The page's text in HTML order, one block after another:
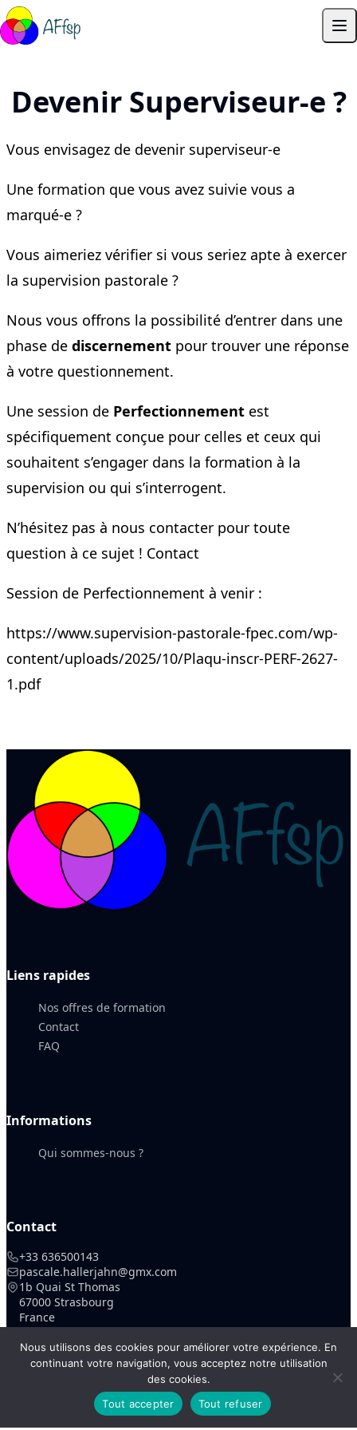
Skip to content
Devenir Superviseur-e ?
Vous envisagez de devenir superviseur-e
Une formation que vous avez suivie vous a
marqué-e ?
Vous aimeriez vérifier si vous seriez apte à exercer
la supervision pastorale ?
Nous vous offrons la possibilité d’entrer dans une
phase de discernement pour trouver une réponse
à votre questionnement.
Une session de Perfectionnement est
spécifiquement conçue pour celles et ceux qui
souhaitent s’engager dans la formation à la
supervision ou qui s’interrogent.
N’hésitez pas à nous contacter pour toute
question à ce sujet ! Contact
Session de Perfectionnement à venir :
https://www.supervision-pastorale-fpec.com/wp-
content/uploads/2025/10/Plaqu-inscr-PERF-2627-
1.pdf
Liens rapides
Nos offres de formation
Contact
FAQ
Informations
Qui sommes-nous ?
Contact
+33 636500143
pascale.hallerjahn@gmx.com
1b Quai St Thomas
67000 Strasbourg
France
© 2026 supervision pastorale fpec. Tous droits réservés.
légales
Politique de
confidentialité
Gestion des
cookies
Nous utilisons des cookies pour améliorer votre expérience. En
continuant votre navigation, vous acceptez notre utilisation
des cookies.
Tout accepter
Tout refuser